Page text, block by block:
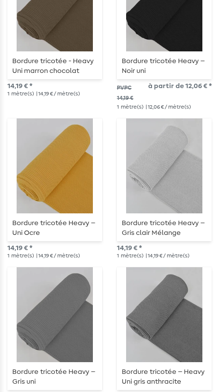
Bordure tricotée - Heavy
Uni marron chocolat
14,19 € *
1 mètre(s) | 14,19 € / mètre(s)
Bordure tricotée Heavy –
Noir uni
PVPC
14,19 €
à partir de 12,06 € *
1 mètre(s) | 12,06 € / mètre(s)
Bordure tricotée Heavy –
Uni Ocre
14,19 € *
1 mètre(s) | 14,19 € / mètre(s)
Bordure tricotée Heavy –
Gris clair Mélange
14,19 € *
1 mètre(s) | 14,19 € / mètre(s)
Bordure tricotée Heavy –
Gris uni
Bordure tricotée – Heavy
Uni gris anthracite